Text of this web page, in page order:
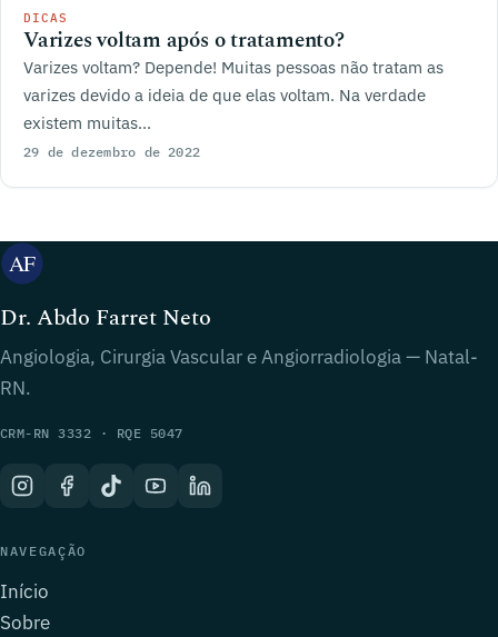
DICAS
Varizes voltam após o tratamento?
Varizes voltam? Depende! Muitas pessoas não tratam as
varizes devido a ideia de que elas voltam. Na verdade
existem muitas...
29 de dezembro de 2022
Dr. Abdo Farret Neto
Angiologia, Cirurgia Vascular e Angiorradiologia — Natal-
RN.
CRM-RN 3332 · RQE 5047
NAVEGAÇÃO
Início
Sobre